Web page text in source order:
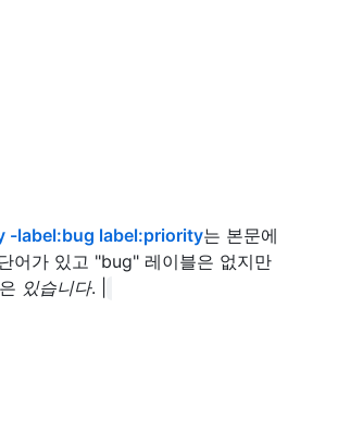
-label:bug label:priority는 본문에
어가 있고 "bug" 레이블은 없지만
있습니다. |